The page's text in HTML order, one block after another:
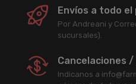
Envíos a todo el
Por Andreani y
sucursales).
Cancelaciones
Indicanos a